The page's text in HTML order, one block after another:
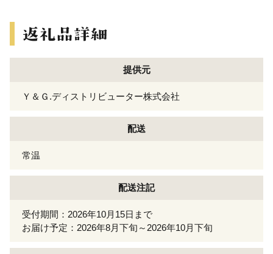
提供元
Ｙ＆Ｇ.ディストリビューター株式会社
配送
常温
配送注記
受付期間：2026年10月15日まで
お届け予定：2026年8月下旬～2026年10月下旬